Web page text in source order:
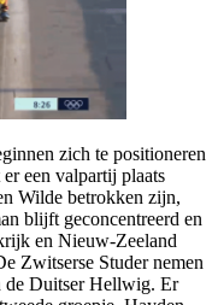
zich te positioneren
een valpartij plaats
Wilde betrokken zijn,
blijft geconcentreerd en
en Nieuw-Zeeland
Zwitserse Studer nemen
de Duitser Hellwig. Er